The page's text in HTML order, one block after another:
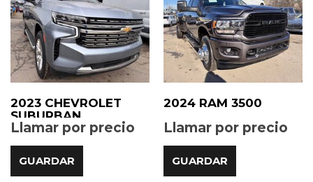
2023 CHEVROLET
SUBURBAN
Llamar por precio
GUARDAR
2024 RAM 3500
Llamar por precio
GUARDAR